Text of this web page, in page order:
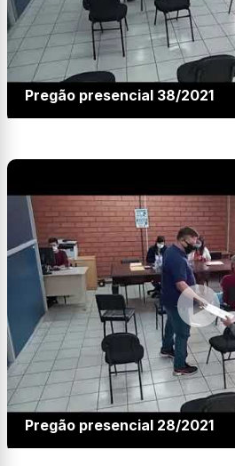
Pregão presencial 38/2021
Pregão presencial 28/2021